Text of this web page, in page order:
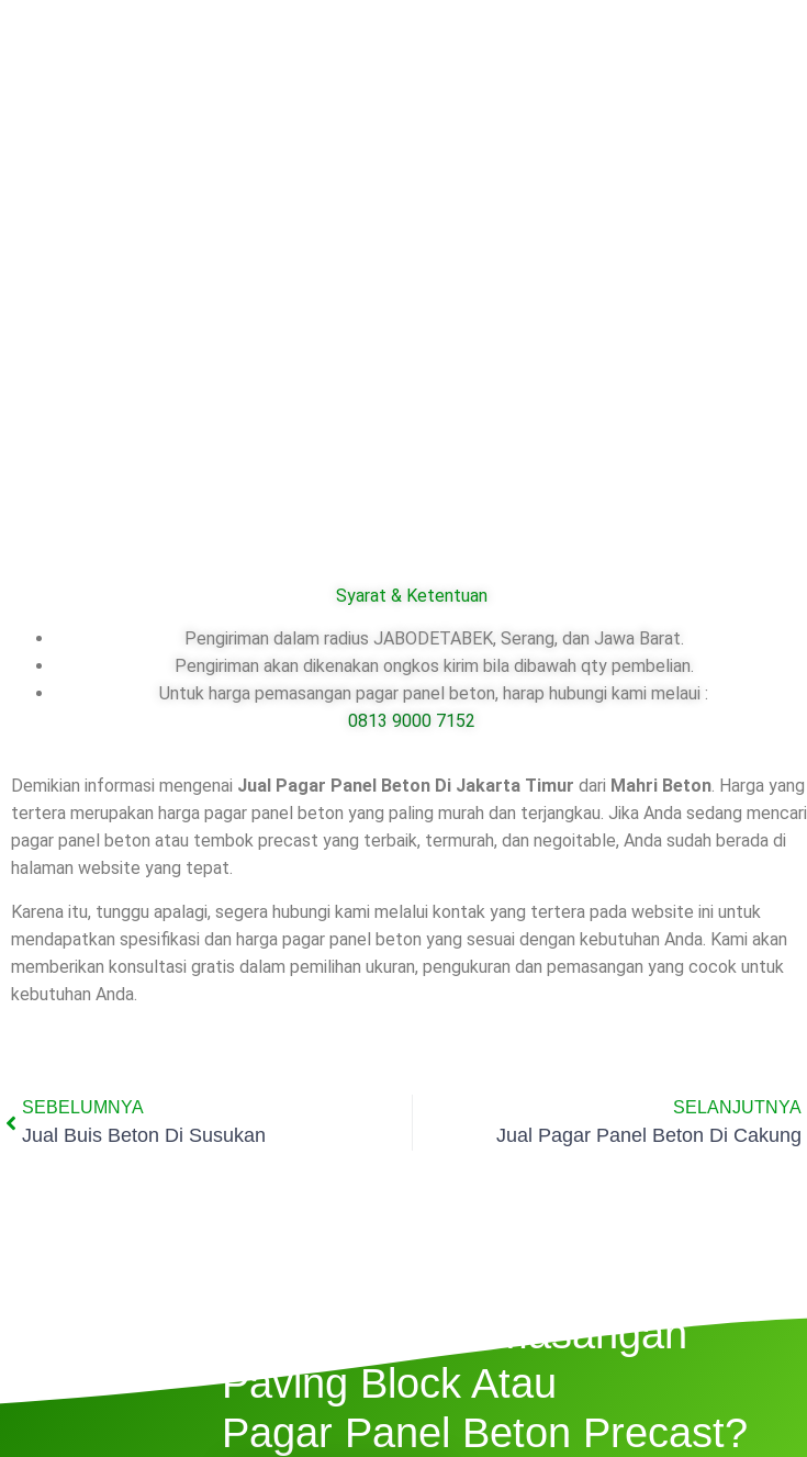
Syarat & Ketentuan
Pengiriman dalam radius JABODETABEK, Serang, dan Jawa Barat.
Pengiriman akan dikenakan ongkos kirim bila dibawah qty pembelian.
Untuk harga pemasangan pagar panel beton, harap hubungi kami melaui :
0813 9000 7152
Demikian informasi mengenai Jual Pagar Panel Beton Di Jakarta Timur dari Mahri Beton. Harga yang
tertera merupakan harga pagar panel beton yang paling murah dan terjangkau. Jika Anda sedang mencari
pagar panel beton atau tembok precast yang terbaik, termurah, dan negoitable, Anda sudah berada di
halaman website yang tepat.
Karena itu, tunggu apalagi, segera hubungi kami melalui kontak yang tertera pada website ini untuk
mendapatkan spesifikasi dan harga pagar panel beton yang sesuai dengan kebutuhan Anda. Kami akan
memberikan konsultasi gratis dalam pemilihan ukuran, pengukuran dan pemasangan yang cocok untuk
kebutuhan Anda.
SEBELUMNYA
Jual Buis Beton Di Susukan
SELANJUTNYA
Jual Pagar Panel Beton Di Cakung
Butuh Jasa Pemasangan
Paving Block Atau
Pagar Panel Beton Precast?